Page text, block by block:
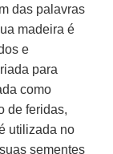
das palavras
madeira é
e
para
como
de feridas,
utilizada no
sementes